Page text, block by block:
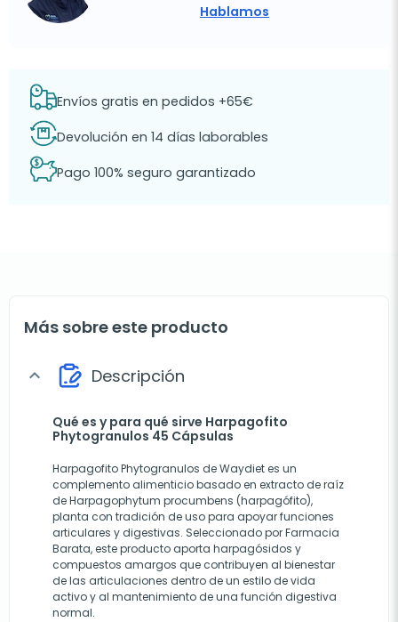
Hablamos
Envíos gratis en pedidos +65€
Devolución en 14 días laborables
Pago 100% seguro garantizado
Más sobre este producto
expand_more Descripción
Qué es y para qué sirve Harpagofito
Phytogranulos 45 Cápsulas
Harpagofito Phytogranulos de Waydiet es un
complemento alimenticio basado en extracto de raíz
de Harpagophytum procumbens (harpagófito),
planta con tradición de uso para apoyar funciones
articulares y digestivas. Seleccionado por Farmacia
Barata, este producto aporta harpagósidos y
compuestos amargos que contribuyen al bienestar
de las articulaciones dentro de un estilo de vida
activo y al mantenimiento de una función digestiva
normal.